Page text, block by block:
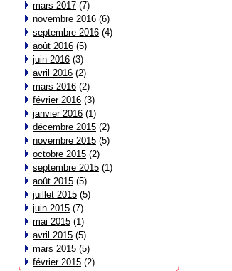
mars 2017 (7)
novembre 2016 (6)
septembre 2016 (4)
août 2016 (5)
juin 2016 (3)
avril 2016 (2)
mars 2016 (2)
février 2016 (3)
janvier 2016 (1)
décembre 2015 (2)
novembre 2015 (5)
octobre 2015 (2)
septembre 2015 (1)
août 2015 (5)
juillet 2015 (5)
juin 2015 (7)
mai 2015 (1)
avril 2015 (5)
mars 2015 (5)
février 2015 (2)